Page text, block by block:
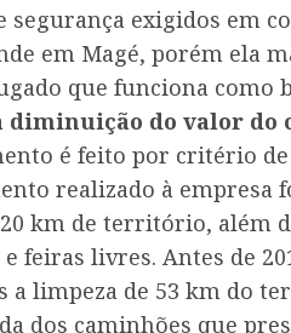
segurança exigidos em
em Magé, porém ela
que funciona como
diminuição do valor do
é feito por critério de
realizado à empresa
km de território, além
feiras livres. Antes de
a limpeza de 53 km do
dos caminhões que